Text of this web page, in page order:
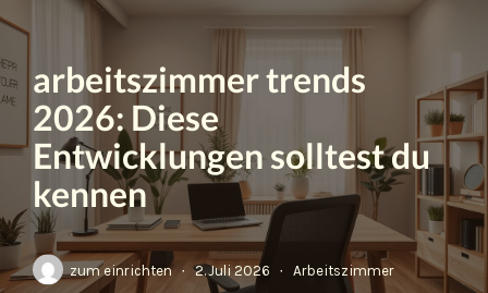
arbeitszimmer trends
2026: Diese
Entwicklungen solltest du
kennen
zum einrichten 2. Juli 2026 Arbeitszimmer